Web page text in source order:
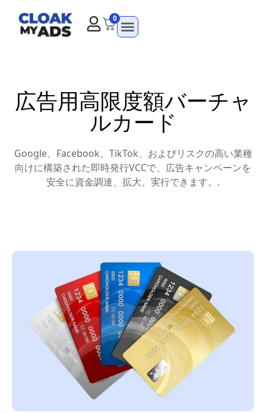
0
広告用高限度額バーチャ
ルカード
Google、Facebook、TikTok、およびリスクの高い業種
向けに構築された即時発行VCCで、広告キャンペーンを
安全に資金調達、拡大、実行できます。.